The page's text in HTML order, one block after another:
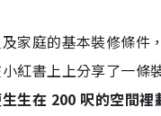
家庭的基本裝修條
紅書上上分享了一條
生在 200 呎的空間